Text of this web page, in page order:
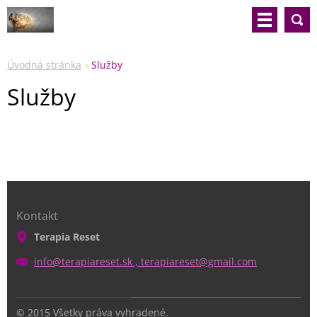
Úvodná stránka Služby
Služby
Kontakt
Terapia Reset
info@terapiareset.sk , terapiareset@gmail.com
© 2015 Všetky práva vyhradené.